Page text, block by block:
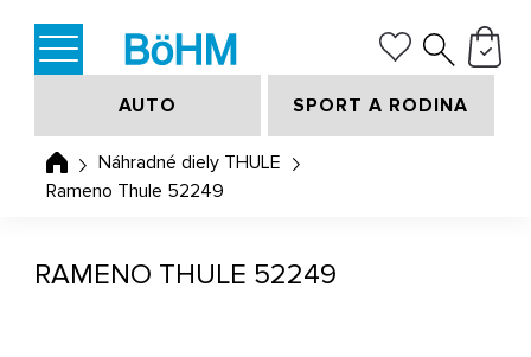
AUTO SPORT A RODINA
Náhradné diely THULE
Rameno Thule 52249
RAMENO THULE 52249